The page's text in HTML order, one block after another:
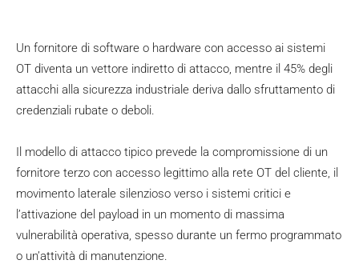
Un fornitore di software o hardware con accesso ai sistemi
OT diventa un vettore indiretto di attacco, mentre il 45% degli
attacchi alla sicurezza industriale deriva dallo sfruttamento di
credenziali rubate o deboli.
Il modello di attacco tipico prevede la compromissione di un
fornitore terzo con accesso legittimo alla rete OT del cliente, il
movimento laterale silenzioso verso i sistemi critici e
l’attivazione del payload in un momento di massima
vulnerabilità operativa, spesso durante un fermo programmato
o un’attività di manutenzione.